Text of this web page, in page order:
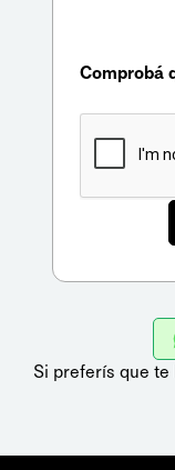
Comprobá
Si preferís que